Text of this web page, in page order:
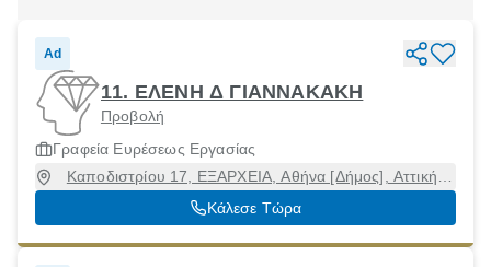
Ad
11. ΕΛΕΝΗ Δ ΓΙΑΝΝΑΚΑΚΗ
Προβολή
Γραφεία Ευρέσεως Εργασίας
Καποδιστρίου 17, ΕΞΑΡΧΕΙΑ, Αθήνα [Δήμος], Αττική,
10677
Κάλεσε Τώρα